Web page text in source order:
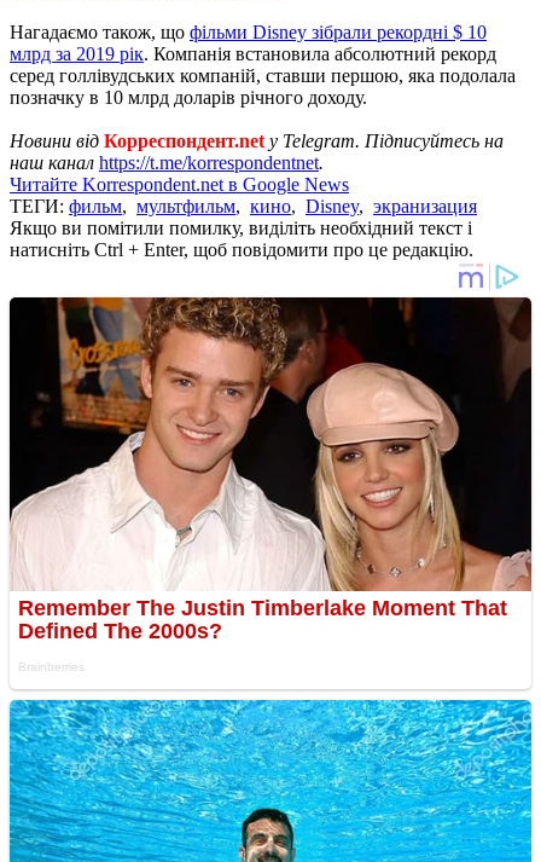
Нагадаємо також, що фільми Disney зібрали рекордні $ 10
млрд за 2019 рік. Компанія встановила абсолютний рекорд
серед голлівудських компаній, ставши першою, яка подолала
позначку в 10 млрд доларів річного доходу.
Новини від Корреспондент.net у Telegram. Підписуйтесь на
наш канал https://t.me/korrespondentnet.
Читайте Korrespondent.net в Google News
ТЕГИ: фильм, мультфильм, кино, Disney, экранизация
Якщо ви помітили помилку, виділіть необхідний текст і
натисніть Ctrl + Enter, щоб повідомити про це редакцію.